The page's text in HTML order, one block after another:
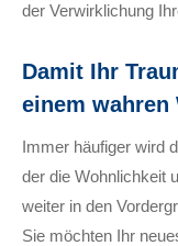
der Verwirklichung
Damit Ihr
einem
Immer häufiger wird
der die Wohnlichkeit
weiter in den
Sie möchten Ihr